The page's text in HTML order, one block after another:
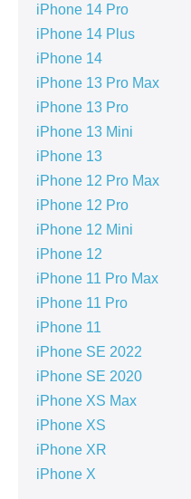
iPhone 14 Pro
iPhone 14 Plus
iPhone 14
iPhone 13 Pro Max
iPhone 13 Pro
iPhone 13 Mini
iPhone 13
iPhone 12 Pro Max
iPhone 12 Pro
iPhone 12 Mini
iPhone 12
iPhone 11 Pro Max
iPhone 11 Pro
iPhone 11
iPhone SE 2022
iPhone SE 2020
iPhone XS Max
iPhone XS
iPhone XR
iPhone X